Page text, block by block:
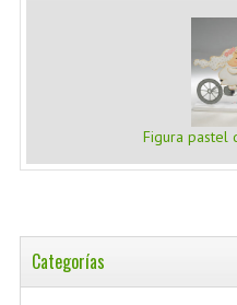
Figura pastel
Categorías